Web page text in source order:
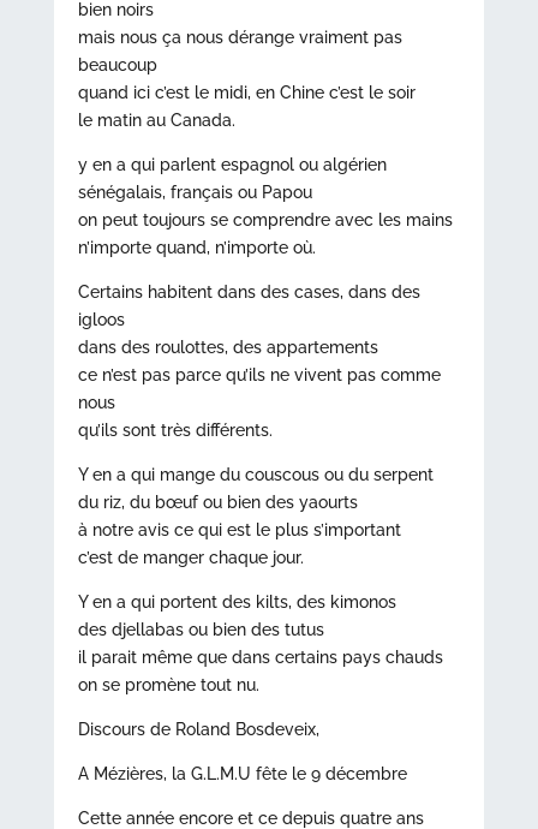
bien noirs
mais nous ça nous dérange vraiment pas
beaucoup
quand ici c’est le midi, en Chine c’est le soir
le matin au Canada.
y en a qui parlent espagnol ou algérien
sénégalais, français ou Papou
on peut toujours se comprendre avec les mains
n’importe quand, n’importe où.
Certains habitent dans des cases, dans des
igloos
dans des roulottes, des appartements
ce n’est pas parce qu’ils ne vivent pas comme
nous
qu’ils sont très différents.
Y en a qui mange du couscous ou du serpent
du riz, du bœuf ou bien des yaourts
à notre avis ce qui est le plus s’important
c’est de manger chaque jour.
Y en a qui portent des kilts, des kimonos
des djellabas ou bien des tutus
il parait même que dans certains pays chauds
on se promène tout nu.
Discours de Roland Bosdeveix,
A Mézières, la G.L.M.U fête le 9 décembre
Cette année encore et ce depuis quatre ans